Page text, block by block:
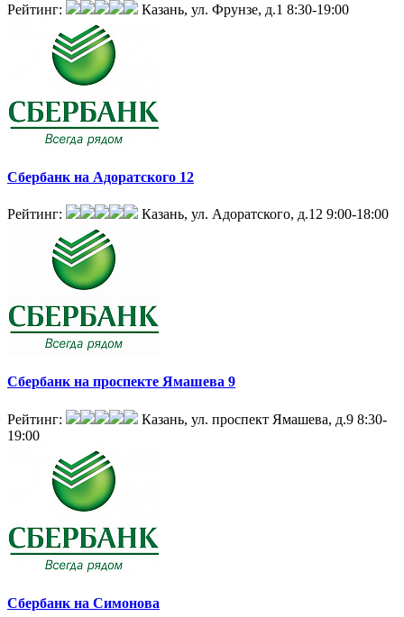
Рейтинг: Казань, ул. Фрунзе, д.1 8:30-19:00
Сбербанк на Адоратского 12
Рейтинг: Казань, ул. Адоратского, д.12 9:00-18:00
Сбербанк на проспекте Ямашева 9
Рейтинг: Казань, ул. проспект Ямашева, д.9 8:30-
19:00
Сбербанк на Симонова